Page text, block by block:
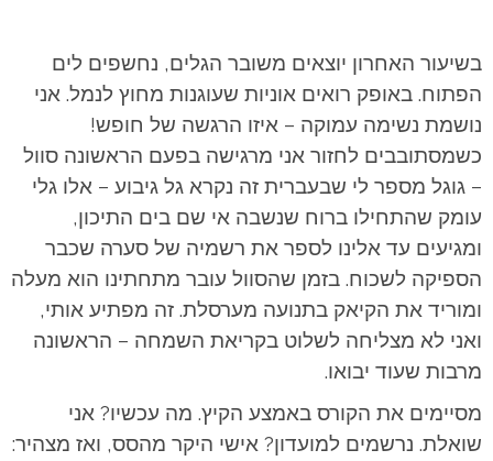
בשיעור האחרון יוצאים משובר הגלים, נחשפים לים
הפתוח. באופק רואים אוניות שעוגנות מחוץ לנמל. אני
נושמת נשימה עמוקה – איזו הרגשה של חופש!
כשמסתובבים לחזור אני מרגישה בפעם הראשונה סוול
– גוגל מספר לי שבעברית זה נקרא גל גיבוע – אלו גלי
עומק שהתחילו ברוח שנשבה אי שם בים התיכון,
ומגיעים עד אלינו לספר את רשמיה של סערה שכבר
הספיקה לשכוח. בזמן שהסוול עובר מתחתינו הוא מעלה
ומוריד את הקיאק בתנועה מערסלת. זה מפתיע אותי,
ואני לא מצליחה לשלוט בקריאת השמחה – הראשונה
מרבות שעוד יבואו.
מסיימים את הקורס באמצע הקיץ. מה עכשיו? אני
שואלת. נרשמים למועדון? אישי היקר מהסס, ואז מצהיר: